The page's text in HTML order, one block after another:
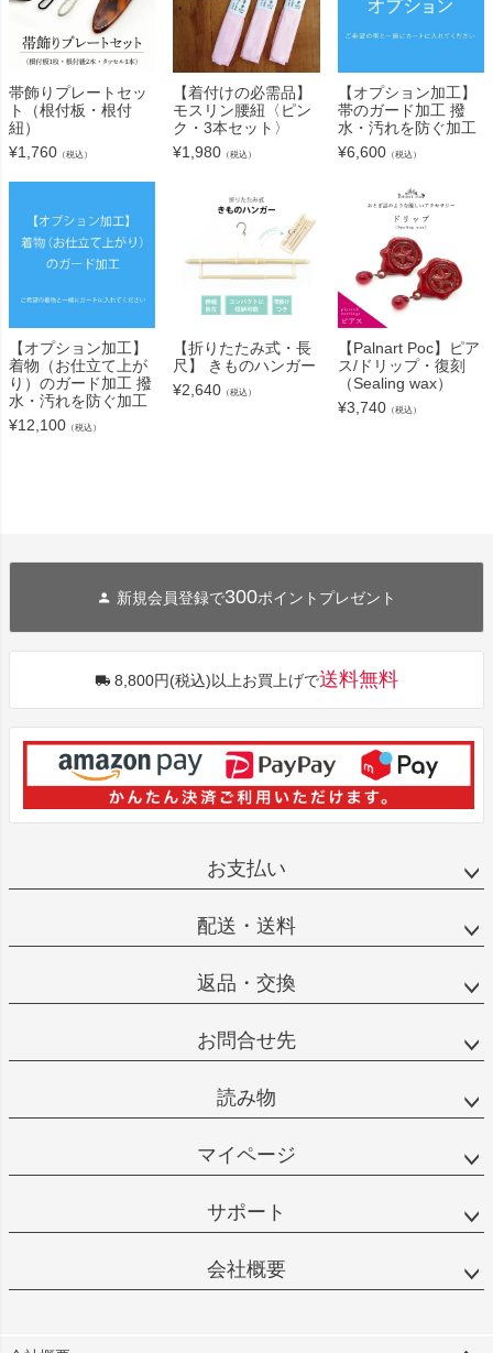
帯飾りプレートセッ
ト（根付板・根付
紐）
¥1,760 （税込）
【着付けの必需品】
モスリン腰紐〈ピン
ク・3本セット〉
¥1,980 （税込）
【オプション加工】
帯のガード加工 撥
水・汚れを防ぐ加工
¥6,600（税込）
【オプション加工】
着物（お仕立て上が
り）のガード加工 撥
水・汚れを防ぐ加工
¥12,100 （税込）
【折りたたみ式・長
尺】 きものハンガー
¥2,640 （税込）
【Palnart Poc】ピア
ス/ドリップ・復刻
（Sealing wax）
¥3,740（税込）
新規会員登録で300ポイントプレゼント
8,800円(税込)以上お買上げで送料無料
お支払い
配送・送料
返品・交換
お問合せ先
読み物
マイページ
サポート
会社概要